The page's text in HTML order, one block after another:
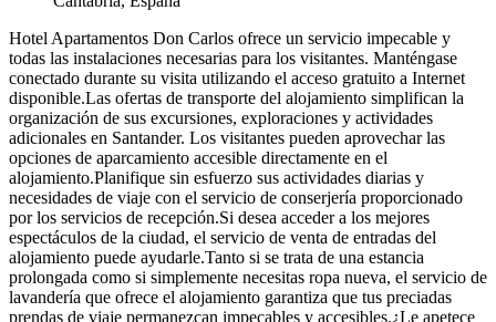
Hotel Apartamentos Don Carlos ofrece un servicio impecable y
todas las instalaciones necesarias para los visitantes. Manténgase
conectado durante su visita utilizando el acceso gratuito a Internet
disponible.Las ofertas de transporte del alojamiento simplifican la
organización de sus excursiones, exploraciones y actividades
adicionales en Santander. Los visitantes pueden aprovechar las
opciones de aparcamiento accesible directamente en el
alojamiento.Planifique sin esfuerzo sus actividades diarias y
necesidades de viaje con el servicio de conserjería proporcionado
por los servicios de recepción.Si desea acceder a los mejores
espectáculos de la ciudad, el servicio de venta de entradas del
alojamiento puede ayudarle.Tanto si se trata de una estancia
prolongada como si simplemente necesitas ropa nueva, el servicio de
lavandería que ofrece el alojamiento garantiza que tus preciadas
prendas de viaje permanezcan impecables y accesibles.¿Le apetece